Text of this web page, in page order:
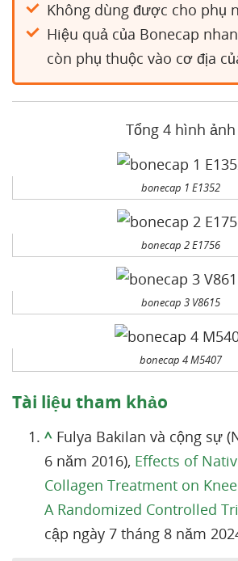
Không dùng được cho phụ
Hiệu quả của Bonecap
còn phụ thuộc vào cơ địa
Tổng 4 hình ảnh
bonecap 1 E1352
bonecap 2 E1756
bonecap 3 V8615
bonecap 4 M5407
Tài liệu tham khảo
^ Fulya Bakilan và cộng sự
6 năm 2016), Effects of
Collagen Treatment on
A Randomized Controlled
cập ngày 7 tháng 8 năm